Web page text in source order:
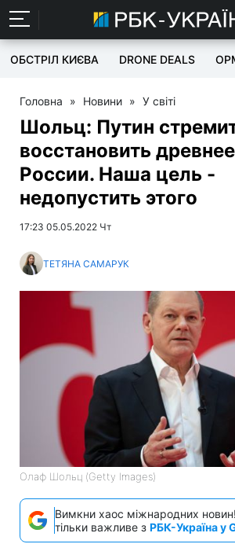
ОБСТРІЛ КИЄВА DRONE DEALS
Головна » Новини » У світі
Шольц: Путин
восстановить
России. Наша цель -
недопустить этого
17:23 05.05.2022 Чт
ТЕТЯНА САМАРУК
Олаф Шольц (Getty Images)
Вимкни хаос міжнародних
тільки важливе з РБК-Україна у